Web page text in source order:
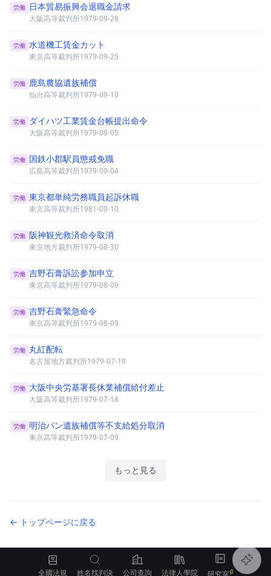
労働 日本貿易振興会退職金請求
大阪高等裁判所1979-09-28
労働 水道機工賃金カット
東京高等裁判所1979-09-25
労働 鹿島農協遺族補償
仙台高等裁判所1979-09-10
労働 ダイハツ工業賃金台帳提出命令
大阪高等裁判所1979-09-05
労働 国鉄小郡駅員懲戒免職
広島高等裁判所1979-09-04
労働 東京都単純労務職員起訴休職
東京高等裁判所1981-09-10
労働 阪神観光救済命令取消
東京地方裁判所1979-08-30
労働 吉野石膏訴訟参加申立
東京高等裁判所1979-08-09
労働 吉野石膏緊急命令
東京高等裁判所1979-08-09
労働 丸紅配転
名古屋地方裁判所1979-07-19
労働 大阪中央労基署長休業補償給付差止
大阪高等裁判所1979-07-18
労働 明治パン遺族補償等不支給処分取消
東京高等裁判所1979-07-09
もっと見る
← トップページに戻る
全國法規 姓名找判決 公司查詢 法律人學院 研究室